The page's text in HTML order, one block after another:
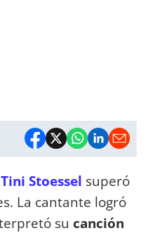
Tini Stoessel superó
La cantante logró
su canción